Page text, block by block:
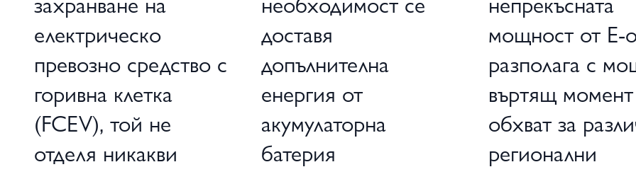
електрическо
превозно средство с
горивна клетка
(FCEV), той не
отделя никакви
доставя
допълнителна
енергия от
акумулаторна
батерия
мощност от E-
разполага с
въртящ
обхват за
регионални